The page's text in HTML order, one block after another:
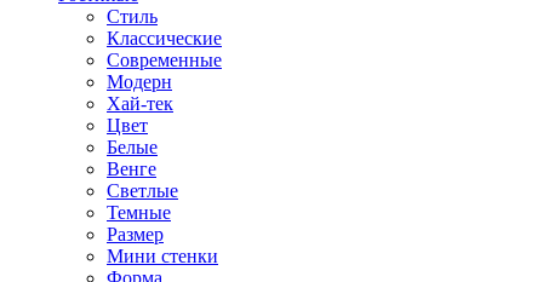
Стиль
Классические
Современные
Модерн
Хай-тек
Цвет
Белые
Венге
Светлые
Темные
Размер
Мини стенки
Форма